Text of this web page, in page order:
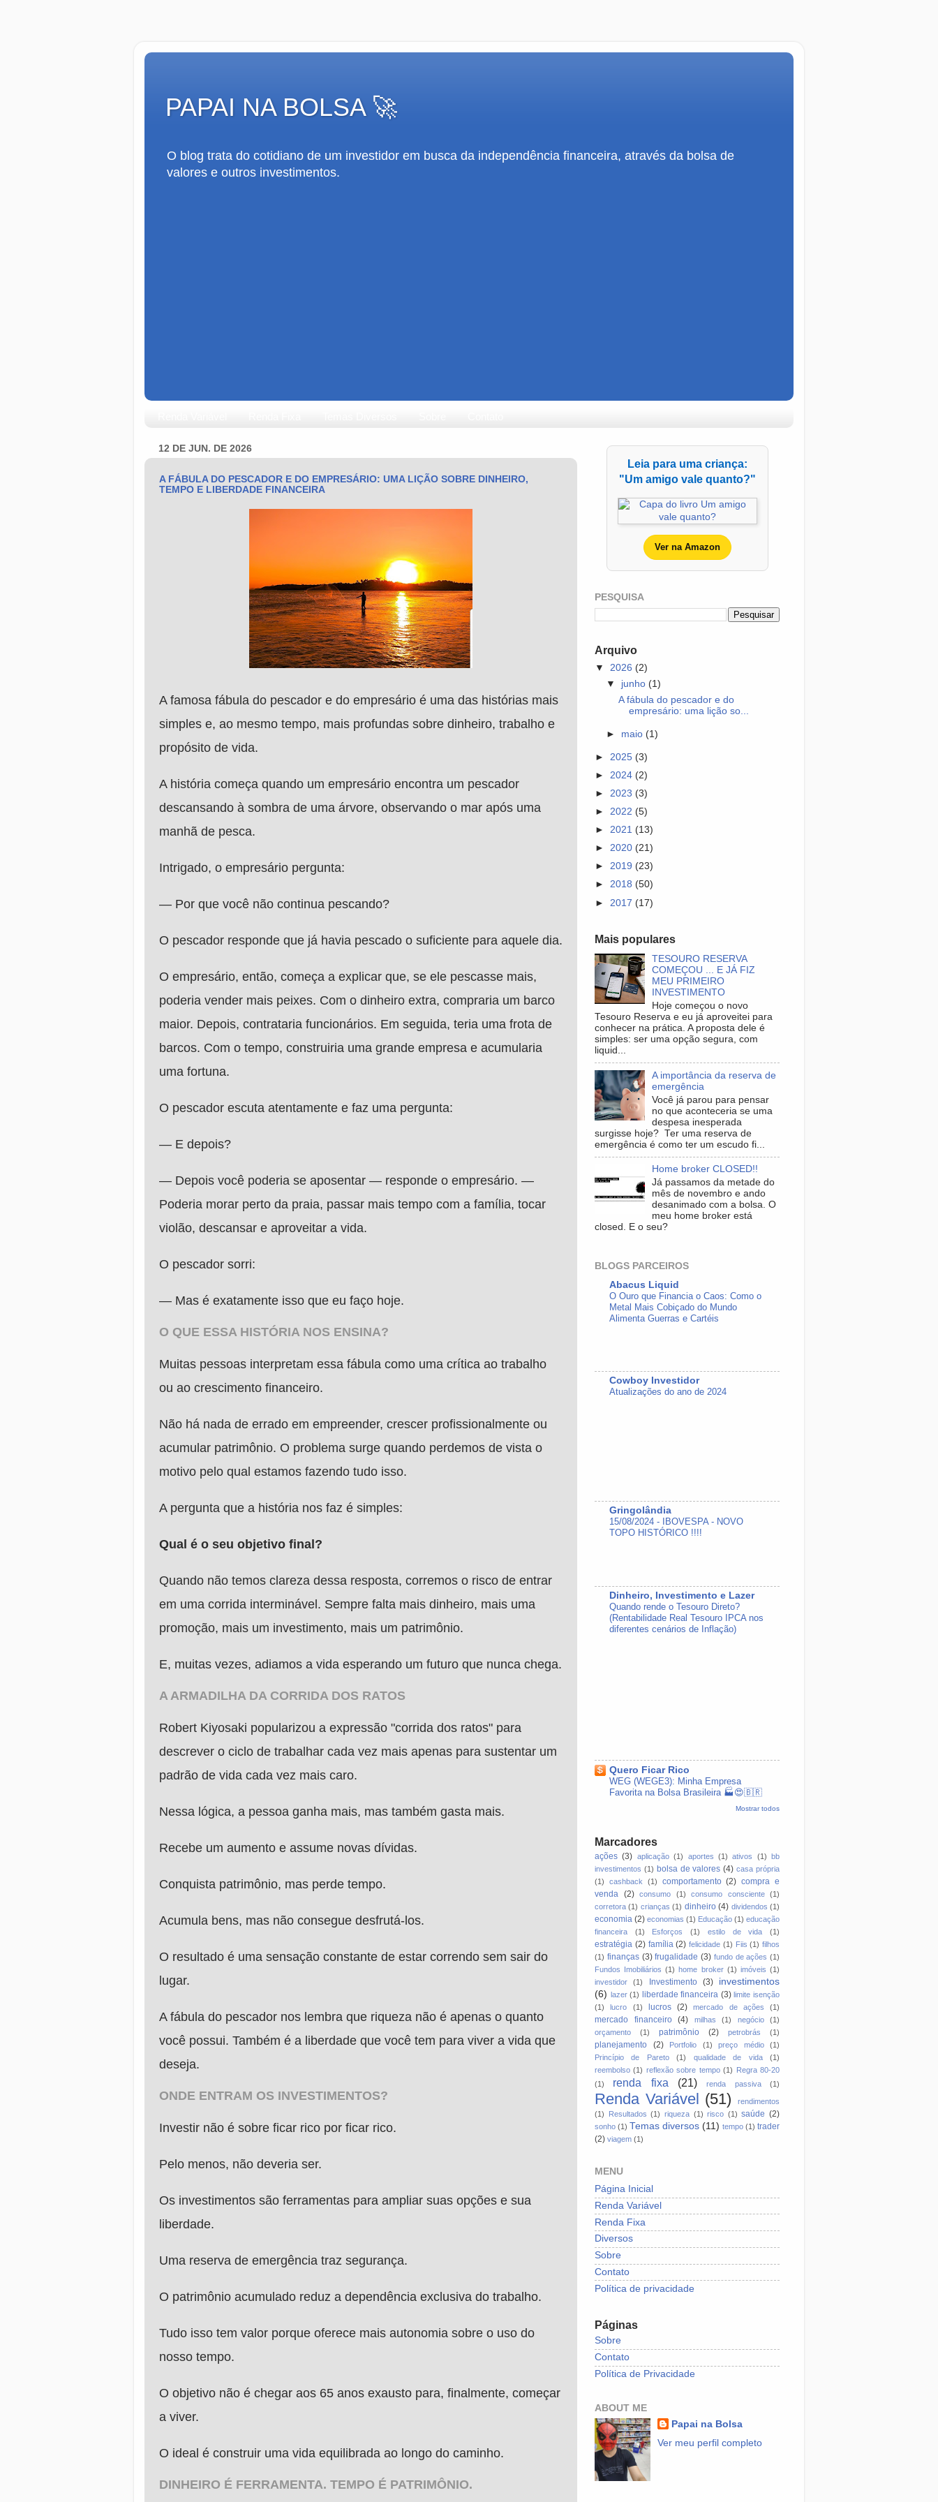
PAPAI NA BOLSA 🚀
O blog trata do cotidiano de um investidor em busca da independência financeira, através da bolsa de
valores e outros investimentos.
12 DE JUN. DE 2026
A FÁBULA DO PESCADOR E DO EMPRESÁRIO: UMA LIÇÃO SOBRE DINHEIRO,
TEMPO E LIBERDADE FINANCEIRA
A famosa fábula do pescador e do empresário é uma das histórias mais
simples e, ao mesmo tempo, mais profundas sobre dinheiro, trabalho e
propósito de vida.
A história começa quando um empresário encontra um pescador
descansando à sombra de uma árvore, observando o mar após uma
manhã de pesca.
Intrigado, o empresário pergunta:
— Por que você não continua pescando?
O pescador responde que já havia pescado o suficiente para aquele dia.
O empresário, então, começa a explicar que, se ele pescasse mais,
poderia vender mais peixes. Com o dinheiro extra, compraria um barco
maior. Depois, contrataria funcionários. Em seguida, teria uma frota de
barcos. Com o tempo, construiria uma grande empresa e acumularia
uma fortuna.
O pescador escuta atentamente e faz uma pergunta:
— E depois?
— Depois você poderia se aposentar — responde o empresário. —
Poderia morar perto da praia, passar mais tempo com a família, tocar
violão, descansar e aproveitar a vida.
O pescador sorri:
— Mas é exatamente isso que eu faço hoje.
O QUE ESSA HISTÓRIA NOS ENSINA?
Muitas pessoas interpretam essa fábula como uma crítica ao trabalho
ou ao crescimento financeiro.
Não há nada de errado em empreender, crescer profissionalmente ou
acumular patrimônio. O problema surge quando perdemos de vista o
motivo pelo qual estamos fazendo tudo isso.
A pergunta que a história nos faz é simples:
Qual é o seu objetivo final?
Quando não temos clareza dessa resposta, corremos o risco de entrar
em uma corrida interminável. Sempre falta mais dinheiro, mais uma
promoção, mais um investimento, mais um patrimônio.
E, muitas vezes, adiamos a vida esperando um futuro que nunca chega.
A ARMADILHA DA CORRIDA DOS RATOS
Robert Kiyosaki popularizou a expressão "corrida dos ratos" para
descrever o ciclo de trabalhar cada vez mais apenas para sustentar um
padrão de vida cada vez mais caro.
Nessa lógica, a pessoa ganha mais, mas também gasta mais.
Recebe um aumento e assume novas dívidas.
Conquista patrimônio, mas perde tempo.
Acumula bens, mas não consegue desfrutá-los.
O resultado é uma sensação constante de estar correndo sem sair do
lugar.
A fábula do pescador nos lembra que riqueza não é apenas o quanto
você possui. Também é a liberdade que você tem para viver a vida que
deseja.
ONDE ENTRAM OS INVESTIMENTOS?
Investir não é sobre ficar rico por ficar rico.
Pelo menos, não deveria ser.
Os investimentos são ferramentas para ampliar suas opções e sua
liberdade.
Uma reserva de emergência traz segurança.
O patrimônio acumulado reduz a dependência exclusiva do trabalho.
Tudo isso tem valor porque oferece mais autonomia sobre o uso do
nosso tempo.
O objetivo não é chegar aos 65 anos exausto para, finalmente, começar
a viver.
O ideal é construir uma vida equilibrada ao longo do caminho.
DINHEIRO É FERRAMENTA. TEMPO É PATRIMÔNIO.
Leia para uma criança:
"Um amigo vale quanto?"
Ver na Amazon
PESQUISA
Arquivo
▼ 2026 (2)
▼ junho (1)
A fábula do pescador e do
empresário: uma lição so...
► maio (1)
► 2025 (3)
► 2024 (2)
► 2023 (3)
► 2022 (5)
► 2021 (13)
► 2020 (21)
► 2019 (23)
► 2018 (50)
► 2017 (17)
Mais populares
TESOURO RESERVA
COMEÇOU ... E JÁ FIZ
MEU PRIMEIRO
INVESTIMENTO
Hoje começou o novo
Tesouro Reserva e eu já aproveitei para
conhecer na prática. A proposta dele é
simples: ser uma opção segura, com
liquid...
A importância da reserva de
emergência
Você já parou para pensar
no que aconteceria se uma
despesa inesperada
surgisse hoje? Ter uma reserva de
emergência é como ter um escudo fi...
Home broker CLOSED!!
Já passamos da metade do
mês de novembro e ando
desanimado com a bolsa. O
meu home broker está
closed. E o seu?
BLOGS PARCEIROS
Abacus Liquid
O Ouro que Financia o Caos: Como o
Metal Mais Cobiçado do Mundo
Alimenta Guerras e Cartéis
Cowboy Investidor
Atualizações do ano de 2024
Gringolândia
15/08/2024 - IBOVESPA - NOVO
TOPO HISTÓRICO !!!!
Dinheiro, Investimento e Lazer
Quando rende o Tesouro Direto?
(Rentabilidade Real Tesouro IPCA nos
diferentes cenários de Inflação)
Quero Ficar Rico
WEG (WEGE3): Minha Empresa
Favorita na Bolsa Brasileira 🏭😍🇧🇷
Mostrar todos
Marcadores
ações (3) aplicação (1) aportes (1) ativos (1) bb
investimentos (1) bolsa de valores (4) casa própria
(1)
cashback (1) comportamento (2) compra e
venda (2) consumo (1) consumo consciente
(1)
corretora (1) crianças (1) dinheiro (4) dividendos (1)
economia (2) economias (1) Educação (1) educação
financeira
(1) Esforços (1) estilo de vida (1)
estratégia (2) família (2) felicidade (1) Fiis (1) filhos
(1) finanças (3) frugalidade (3) fundo de ações (1)
Fundos Imobiliários (1) home broker (1) imóveis (1)
investidor
(1) Investimento (3)
investimentos
(6) lazer (1) liberdade financeira (3) limite isenção
(1)
lucro (1) lucros (2) mercado de ações (1)
mercado financeiro (4) milhas (1) negócio
(1)
orçamento
(1) patrimônio (2) petrobrás (1)
planejamento (2) Portfolio (1) preço médio
(1)
Princípio de Pareto
(1) qualidade de vida
(1)
reembolso (1) reflexão sobre tempo (1) Regra 80-20
(1)
renda fixa (21) renda passiva (1)
Renda Variável (51)
rendimentos
(1)
Resultados (1) riqueza (1) risco (1) saúde (2)
sonho (1) Temas diversos (11) tempo (1) trader
(2) viagem (1)
MENU
Página Inicial
Renda Variável
Renda Fixa
Diversos
Sobre
Contato
Política de privacidade
Páginas
Sobre
Contato
Política de Privacidade
ABOUT ME
Papai na Bolsa
Ver meu perfil completo